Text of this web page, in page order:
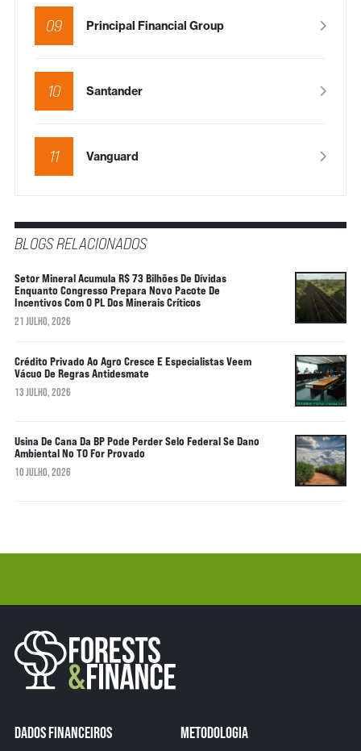
09 Principal Financial Group
10 Santander
11 Vanguard
BLOGS RELACIONADOS
Setor Mineral Acumula R$ 73 Bilhões De Dívidas
Enquanto Congresso Prepara Novo Pacote De
Incentivos Com O PL Dos Minerais Críticos
21 JULHO, 2026
Crédito Privado Ao Agro Cresce E Especialistas Veem
Vácuo De Regras Antidesmate
13 JULHO, 2026
Usina De Cana Da BP Pode Perder Selo Federal Se Dano
Ambiental No TO For Provado
10 JULHO, 2026
DADOS FINANCEIROS METODOLOGIA